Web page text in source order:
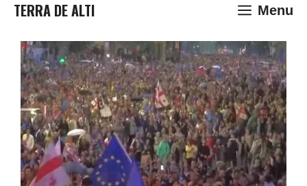
Saltar
contenido
TERRA DE ALTI Menu